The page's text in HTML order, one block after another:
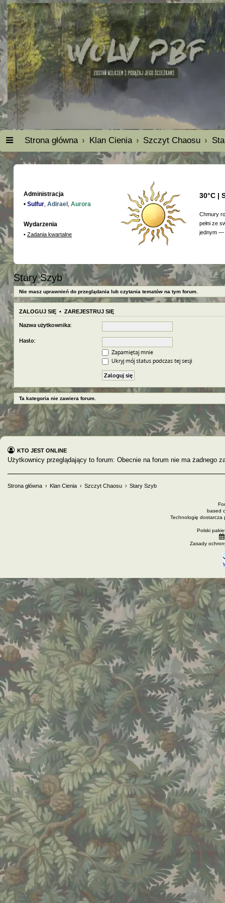
Strona główna Klan Cienia Szczyt Chaosu
Administracja
• Sulfur, Adirael , Aurora
Wydarzenia
• Zadania kwartalne
30°C |
Chmury
pełni ze
jednym —
Stary Szyb
Nie masz uprawnień do przeglądania lub czytania tematów na tym forum.
ZALOGUJ SIĘ • ZAREJESTRUJ SIĘ
Nazwa użytkownika:
Hasło:
Zapamiętaj mnie
Ukryj mój status podczas tej sesji
Ta kategoria nie zawiera forum.
KTO JEST ONLINE
Użytkownicy przeglądający to forum: Obecnie na forum nie ma żadnego
Strona główna Klan Cienia Szczyt Chaosu Stary Szyb
based
Technologię dostarcza
Polski
Zasady